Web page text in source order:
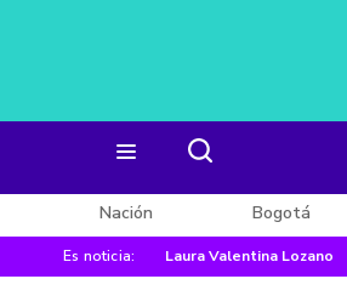
Nación Bogotá
Es noticia: Laura Valentina Lozano